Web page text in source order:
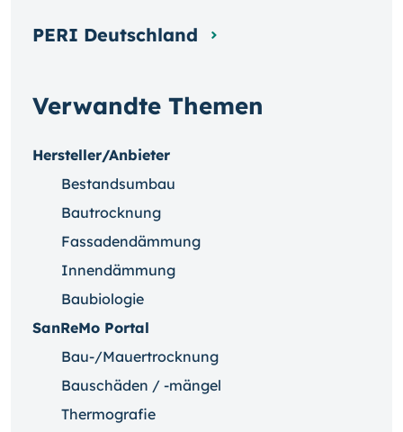
Verwandte Themen
Hersteller/Anbieter
Bestandsumbau
Bautrocknung
Fassadendämmung
Innendämmung
Baubiologie
SanReMo Portal
Bau-/Mauertrocknung
Bauschäden / -mängel
Thermografie
PERI Deutschland